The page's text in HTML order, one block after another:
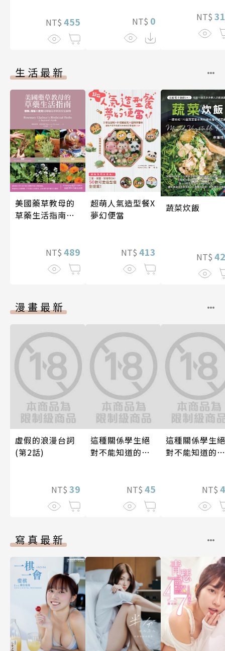
NT$ 455 NT$ 0 NT$
生活最新
美國藥草教母的
草藥生活指南
NT$ 489
超萌人氣造型餐X
夢幻便當
NT$ 413
蔬菜炊飯
NT$
漫畫最新
虛假的浪漫台詞
(第2話)
NT$ 39
這種關係學生絕
對不能知道的
兩人是甜蜜的現
在進行式～ 04
NT$ 45
這種關係學生絕
對不能知道的
兩人是甜蜜的現
在進行式～ 05
NT$
寫真最新